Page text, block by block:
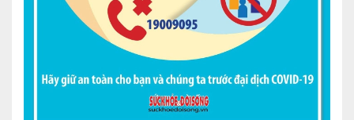
Dịch vụ Y tế Cơ quan – MEDI-OFFICE
Dịch vụ Y tế gia đình – MEDI-HOME
Lấy mẫu xét nghiệm tại nhà